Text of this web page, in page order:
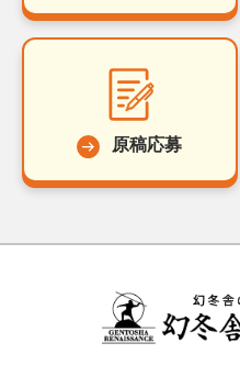
原稿応募